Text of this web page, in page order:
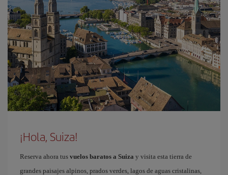
¡Hola, Suiza!
Reserva ahora tus vuelos baratos a Suiza y visita esta tierra de
grandes paisajes alpinos, prados verdes, lagos de aguas cristalinas,